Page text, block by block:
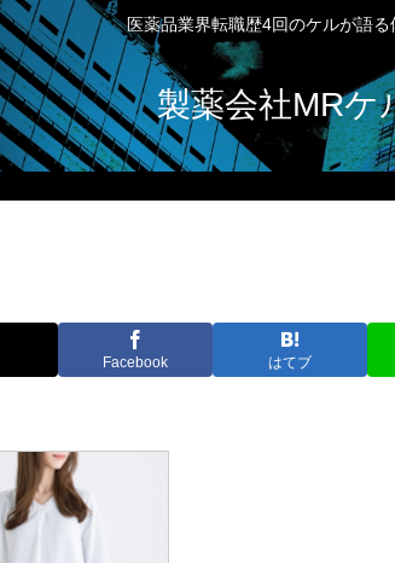
医薬品業界転職歴4回のケルが語
製薬会社MR
Facebook はてブ